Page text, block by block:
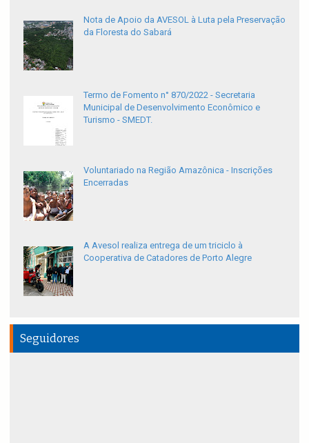
Nota de Apoio da AVESOL à Luta pela Preservação
da Floresta do Sabará
Termo de Fomento n° 870/2022 - Secretaria
Municipal de Desenvolvimento Econômico e
Turismo - SMEDT.
Voluntariado na Região Amazônica - Inscrições
Encerradas
A Avesol realiza entrega de um triciclo à
Cooperativa de Catadores de Porto Alegre
Seguidores